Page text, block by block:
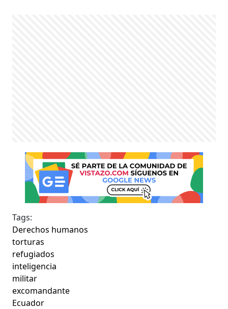
Tags:
Derechos humanos
torturas
refugiados
inteligencia
militar
excomandante
Ecuador